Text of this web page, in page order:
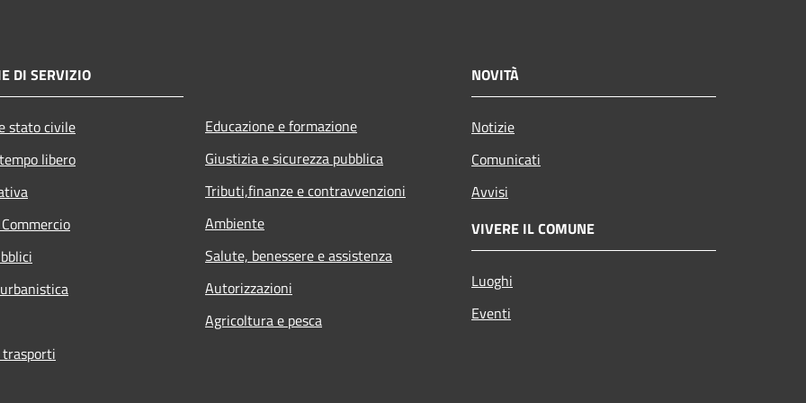
DI SERVIZIO
stato civile
libero
Educazione e formazione
Giustizia e sicurezza pubblica
Tributi,finanze e contravvenzioni
Ambiente
Salute, benessere e assistenza
Autorizzazioni
Agricoltura e pesca
NOVITÀ
Notizie
Comunicati
Avvisi
VIVERE IL COMUNE
Luoghi
Eventi